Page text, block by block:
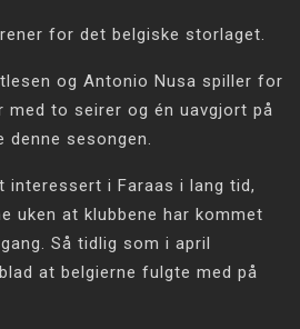
for det belgiske storlaget.
og Antonio Nusa spiller for
med to seirer og én uavgjort på
sesongen.
interessert i Faraas i lang tid,
uken at klubbene har kommet
Så tidlig som i april
at belgierne fulgte med på